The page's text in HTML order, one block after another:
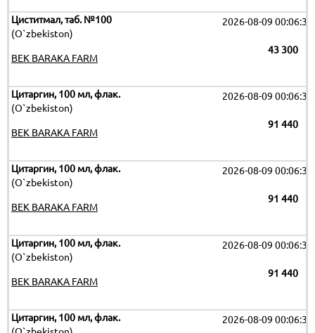
Циститмал, таб. №100
(O`zbekiston)
2026-08-09 00:06:32
43 300
BEK BARAKA FARM
Цитаргин, 100 мл, флак.
(O`zbekiston)
2026-08-09 00:06:32
91 440
BEK BARAKA FARM
Цитаргин, 100 мл, флак.
(O`zbekiston)
2026-08-09 00:06:32
91 440
BEK BARAKA FARM
Цитаргин, 100 мл, флак.
(O`zbekiston)
2026-08-09 00:06:32
91 440
BEK BARAKA FARM
Цитаргин, 100 мл, флак.
2026-08-09 00:06:32